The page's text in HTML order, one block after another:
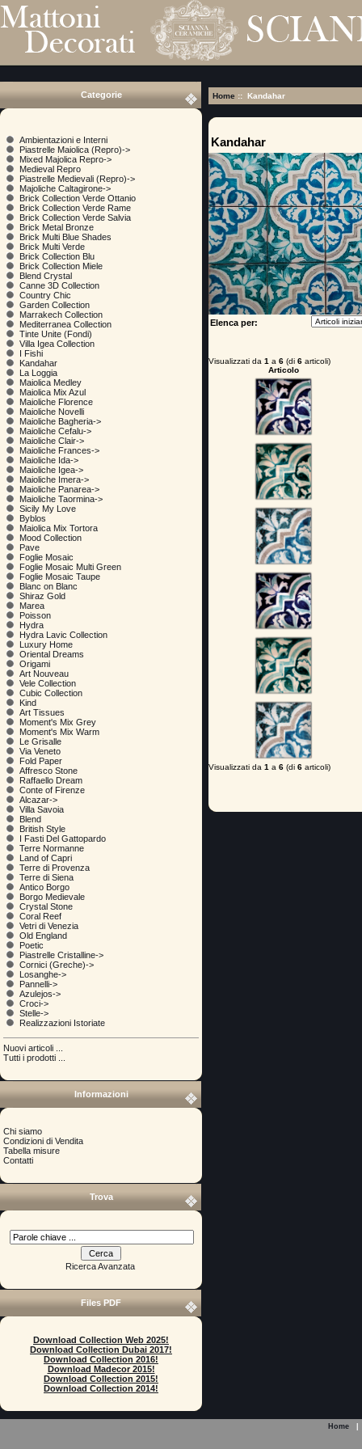
Categorie
Ambientazioni e Interni
Piastrelle Maiolica (Repro)->
Mixed Majolica Repro->
Medieval Repro
Piastrelle Medievali (Repro)->
Majoliche Caltagirone->
Brick Collection Verde Ottanio
Brick Collection Verde Rame
Brick Collection Verde Salvia
Brick Metal Bronze
Brick Multi Blue Shades
Brick Multi Verde
Brick Collection Blu
Brick Collection Miele
Blend Crystal
Canne 3D Collection
Country Chic
Garden Collection
Marrakech Collection
Mediterranea Collection
Tinte Unite (Fondi)
Villa Igea Collection
I Fishi
Kandahar
La Loggia
Maiolica Medley
Maiolica Mix Azul
Maioliche Florence
Maioliche Novelli
Maioliche Bagheria->
Maioliche Cefalu->
Maioliche Clair->
Maioliche Frances->
Maioliche Ida->
Maioliche Igea->
Maioliche Imera->
Maioliche Panarea->
Maioliche Taormina->
Sicily My Love
Byblos
Maiolica Mix Tortora
Mood Collection
Pave
Foglie Mosaic
Foglie Mosaic Multi Green
Foglie Mosaic Taupe
Blanc on Blanc
Shiraz Gold
Marea
Poisson
Hydra
Hydra Lavic Collection
Luxury Home
Oriental Dreams
Origami
Art Nouveau
Vele Collection
Cubic Collection
Kind
Art Tissues
Moment's Mix Grey
Moment's Mix Warm
Le Grisalle
Via Veneto
Fold Paper
Affresco Stone
Raffaello Dream
Conte of Firenze
Alcazar->
Villa Savoia
Blend
British Style
I Fasti Del Gattopardo
Terre Normanne
Land of Capri
Terre di Provenza
Terre di Siena
Antico Borgo
Borgo Medievale
Crystal Stone
Coral Reef
Vetri di Venezia
Old England
Poetic
Piastrelle Cristalline->
Cornici (Greche)->
Losanghe->
Pannelli->
Azulejos->
Croci->
Stelle->
Realizzazioni Istoriate
Nuovi articoli ...
Tutti i prodotti ...
Informazioni
Chi siamo
Condizioni di Vendita
Tabella misure
Contatti
Trova
Ricerca Avanzata
Files PDF
Download Collection Web 2025!
Download Collection Dubai 2017!
Download Collection 2016!
Download Madecor 2015!
Download Collection 2015!
Download Collection 2014!
Home :: Kandahar
Kandahar
Elenca per:
Visualizzati da 1 a 6 (di 6 articoli)
Articolo
Visualizzati da 1 a 6 (di 6 articoli)
Home